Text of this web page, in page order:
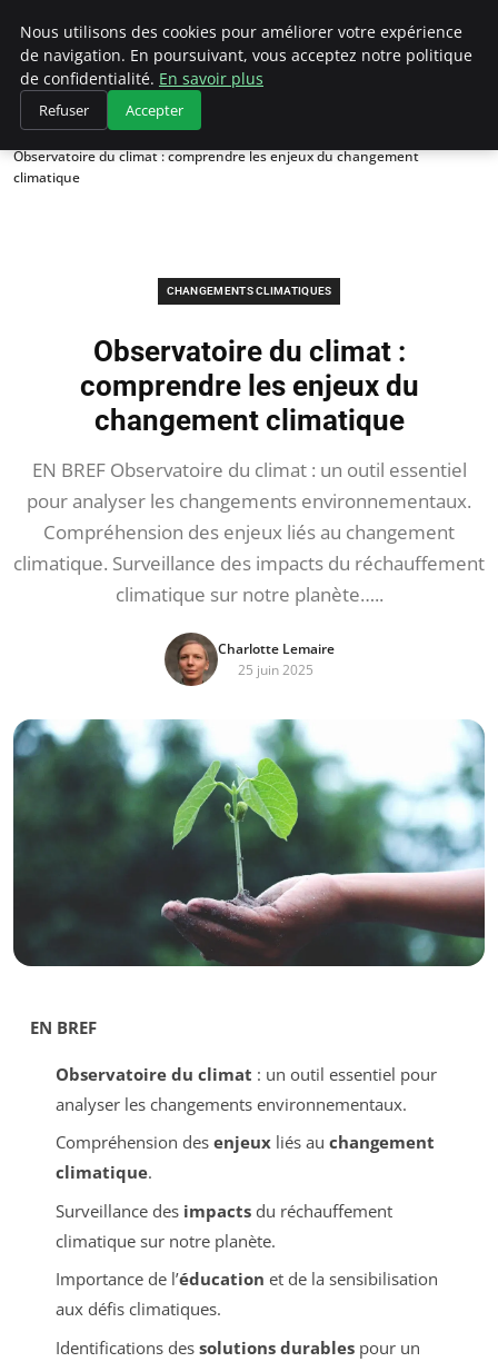
Climategatecountryclub.com
Accueil
Changements climatiques
Observatoire du climat : comprendre les enjeux du changement
climatique
CHANGEMENTS CLIMATIQUES
Observatoire du climat :
comprendre les enjeux du
changement climatique
EN BREF Observatoire du climat : un outil essentiel
pour analyser les changements environnementaux.
Compréhension des enjeux liés au changement
climatique. Surveillance des impacts du réchauffement
climatique sur notre planète…..
Charlotte Lemaire
25 juin 2025
EN BREF
Observatoire du climat : un outil essentiel pour
analyser les changements environnementaux.
Compréhension des enjeuxliés au changement
climatique.
Surveillance des impactsdu réchauffement
climatique sur notre planète.
Importance de l’éducation et de la sensibilisation
aux défis climatiques.
Identifications des solutions durablespour un
Nous utilisons des cookies pour améliorer votre expérience
de navigation. En poursuivant, vous acceptez notre politique
de confidentialité. En savoir plus
Refuser Accepter